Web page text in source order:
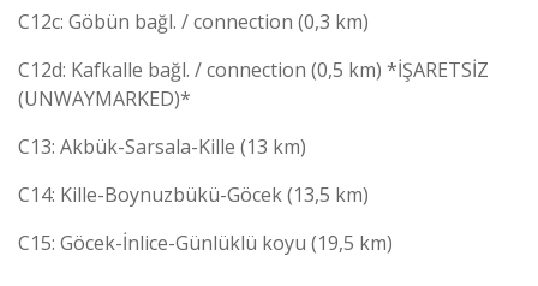
C12c: Göbün bağl. / connection (0,3 km)
C12d: Kafkalle bağl. / connection (0,5 km) *İŞARETSİZ
(UNWAYMARKED)*
C13: Akbük-Sarsala-Kille (13 km)
C14: Kille-Boynuzbükü-Göcek (13,5 km)
C15: Göcek-İnlice-Günlüklü koyu (19,5 km)